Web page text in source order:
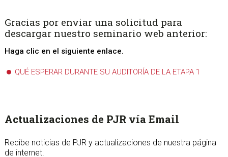
Gracias por enviar una solicitud para
descargar nuestro seminario web anterior:
Haga clic en el siguiente enlace.
QUÉ ESPERAR DURANTE SU AUDITORÍA DE LA ETAPA 1
sidebar
Page
Sidebar
Actualizaciones de PJR vía Email
Recibe noticias de PJR y actualizaciones de nuestra página
de internet.